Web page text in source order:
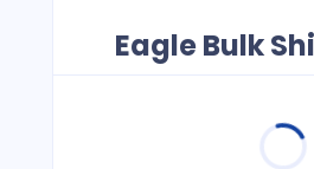
Eagle Bulk